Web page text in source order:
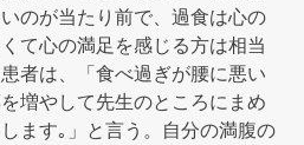
のが当たり前で、過食は心の
て心の満足を感じる方は相当
者は、「食べ過ぎが腰に悪い
増やして先生のところにまめ
ます｡」と言う。自分の満腹の